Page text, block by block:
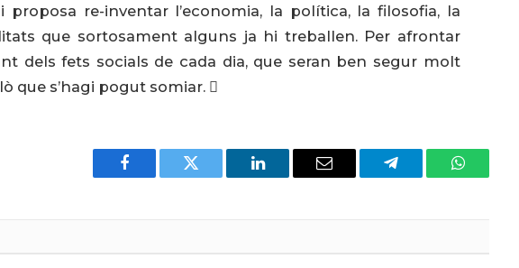
re-inventar l’economia, la política, la filosofia, la
que sortosament alguns ja hi treballen. Per afrontar
dels fets socials de cada dia, que seran ben segur molt
que s’hagi pogut somiar. 
Facebook Twitter LinkedIn Email Telegram WhatsApp